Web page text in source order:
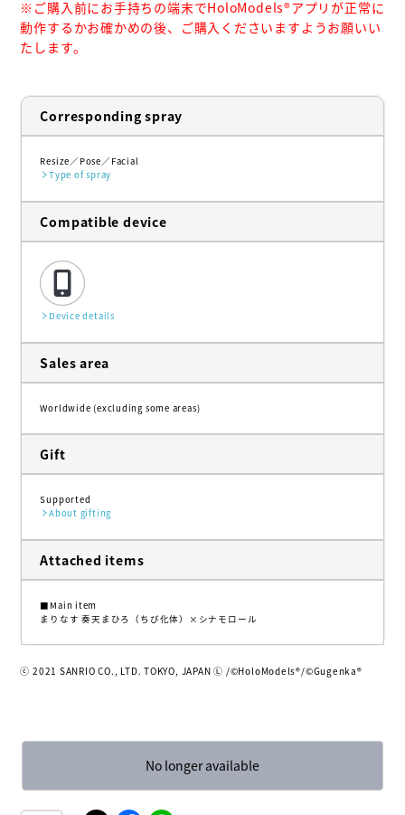
※ご購入前にお手持ちの端末でHoloModels®︎アプリが正常に
動作するかお確かめの後、ご購入くださいますようお願いい
たします。
Corresponding spray
Resize Pose
Facial
Type of spray
Compatible device
Device details
Sales area
Worldwide (excluding some areas)
Gift
Supported
About gifting
Attached items
■Main item
まりなす 奏天まひろ（ちび化体）×シナモロール
ⓒ 2021 SANRIO CO., LTD. TOKYO, JAPAN Ⓛ /©️HoloModels®︎/©️Gugenka®︎
No longer available